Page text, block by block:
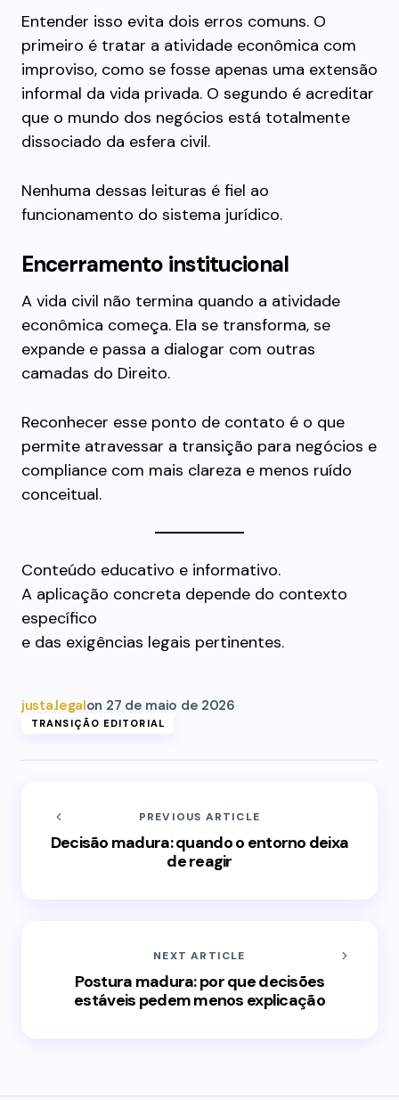
Entender isso evita dois erros comuns. O
primeiro é tratar a atividade econômica com
improviso, como se fosse apenas uma extensão
informal da vida privada. O segundo é acreditar
que o mundo dos negócios está totalmente
dissociado da esfera civil.
Nenhuma dessas leituras é fiel ao
funcionamento do sistema jurídico.
Encerramento institucional
A vida civil não termina quando a atividade
econômica começa. Ela se transforma, se
expande e passa a dialogar com outras
camadas do Direito.
Reconhecer esse ponto de contato é o que
permite atravessar a transição para negócios e
compliance com mais clareza e menos ruído
conceitual.
Conteúdo educativo e informativo.
A aplicação concreta depende do contexto
específico
e das exigências legais pertinentes.
justa.legalon 27 de maio de 2026
TRANSIÇÃO EDITORIAL
PREVIOUS ARTICLE
Decisão madura: quando o entorno deixa
de reagir
NEXT ARTICLE
Postura madura: por que decisões
estáveis pedem menos explicação